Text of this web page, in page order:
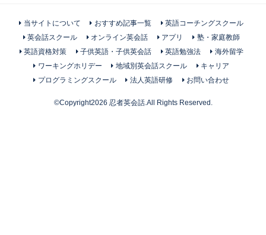
当サイトについて おすすめ記事一覧
英語コーチングスクール
英会話スクール
オンライン英会話 アプリ
塾・家庭教師
英語資格対策
子供英語・子供英会話 英語勉強法
海外留学
ワーキングホリデー
地域別英会話スクール
キャリア
プログラミングスクール
法人英語研修 お問い合わせ
©Copyright2026 忍者英会話.All Rights Reserved.